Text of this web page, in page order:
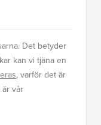
Det betyder
kan vi tjäna en
, varför det är
vår